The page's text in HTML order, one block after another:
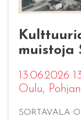
muistoja
13.06.2026
Oulu,
SORTAVALA